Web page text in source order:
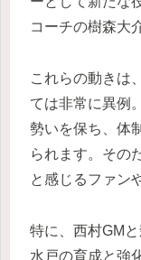
コーチの樹森大
これらの動きは
ては非常に異例
勢いを保ち、体
られます。その
と感じるファン
特に、西村GM
水戸の育成と強